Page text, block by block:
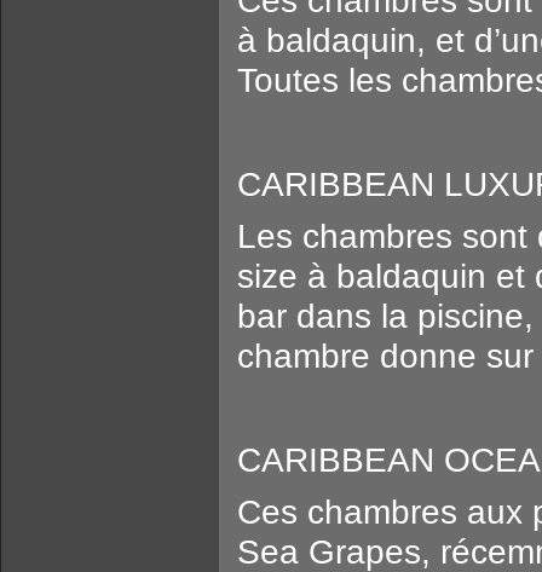
à baldaquin, et
Toutes les
CARIBBEAN
Les chambres
size à baldaquin et
bar dans la
chambre donne
CARIBBEAN
Ces chambres aux
Sea Grapes,